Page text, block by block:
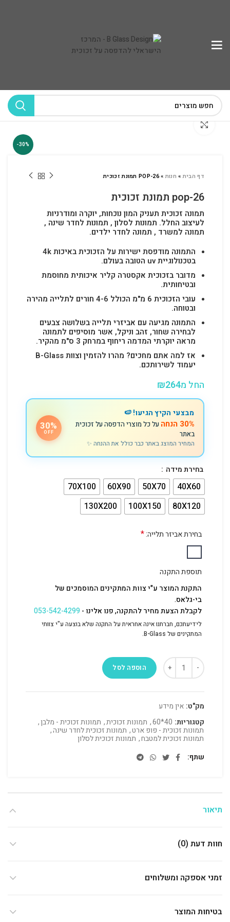
-30%
לחץ להגדלה
דף הבית» חנות»POP-26 תמונת זכוכית
pop-26 תמונת זכוכית
תמונה זכוכית תעניק המון נוכחות, יוקרה ומודרניות
לעיצוב החלל. תמונות לסלון , תמונות לחדר שינה ,
תמונה למשרד , תמונה לחדר ילדים.
התמונה מודפסת ישירות על הזכוכית באיכות 4k
בטכנולוגיית uv הטובה בעולם.
מדובר בזכוכית אקסטרה קליר איכותית מחוסמת
ובטיחותית.
עובי הזכוכית 6 מ"מ הכולל 4-6 חורים לתלייה מהירה
ובטוחה.
התמונה מגיעה עם אביזרי תלייה בשלושה צבעים
לבחירה שחור, זהב וניקל, אשר מוסיפים לתמונה
מראה יוקרתי המדמה ריחוף במרחק 3 ס"מ מהקיר.
אז למה אתם מחכים? מהרו להזמין וצוות B-Glass
יעמוד לשירותכם.
החל מ ₪264
מבצעי הקיץ הגיעו! 🍉
30% הנחה
על כל מוצרי הדפסה על זכוכית
באתר
המחיר המוצג באתר כבר כולל את ההנחה ✨
30%
OFF
בחירת מידה
40X60
50X70
60X90
70X100
80X120
100X150
130X200
בחירת אביזר תלייה:*
תוספת התקנה
התקנת המוצר ע"י צוות המתקינים המוסמכים של
בי-גלאס.
לקבלת הצעת מחיר להתקנה, פנו אלינו -053-542-4299
לידיעתכם, חברתנו אינה אחראית על התקנה שלא בוצעה ע"י צוותי
המתקינים של B-Glass.
הוספה לסל
מק"ט: אין מידע
קטגוריות: 40*60
, תמונות זכוכית, תמונות זכוכית - מלבן,
תמונות זכוכית - פופ ארט, תמונות זכוכית לחדר שינה,
תמונות זכוכית למטבח, תמונות זכוכית לסלון
שתף
תיאור
חוות דעת (0)
זמני אספקה ומשלוחים
בטיחות המוצר